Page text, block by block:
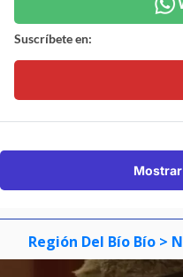
Suscríbete en:
Región Del Bío Bío >